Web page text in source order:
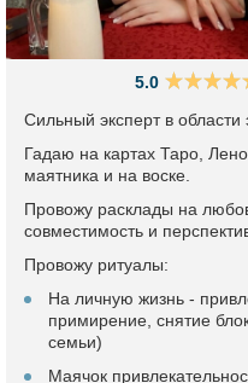
5.0
Сильный эксперт в области
Гадаю на картах Таро,
маятника и на воске.
Провожу расклады на
совместимость и
Провожу ритуалы:
На личную жизнь -
примирение, снятие
семьи)
Маячок